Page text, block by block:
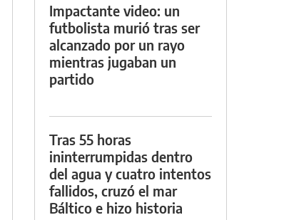
Impactante video: un
futbolista murió tras ser
alcanzado por un rayo
mientras jugaban un
partido
Tras 55 horas
ininterrumpidas dentro
del agua y cuatro intentos
fallidos, cruzó el mar
Báltico e hizo historia